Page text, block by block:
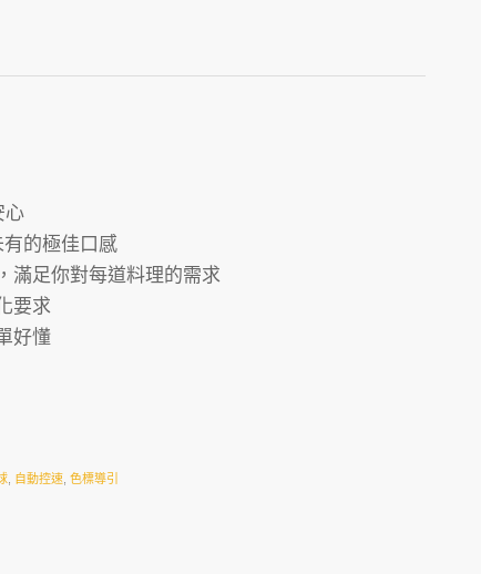
心
的極佳口感
滿足你對每道料理的需求
要求
好懂
, 自動控速, 色標導引